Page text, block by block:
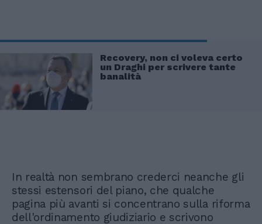
Recovery, non ci voleva certo
un Draghi per scrivere tante
banalità
In realtà non sembrano crederci neanche gli
stessi estensori del piano, che qualche
pagina più avanti si concentrano sulla riforma
dell'ordinamento giudiziario e scrivono